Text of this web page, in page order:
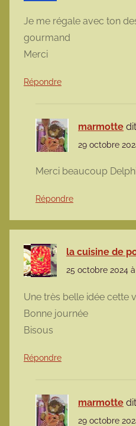
Je me régale avec ton
gourmand
Merci
Répondre
marmotte
29 octobre
Merci beaucoup
Répondre
la cuisine de
25 octobre 2024
Une très belle idée cette
Bonne journée
Bisous
Répondre
marmotte
29 octobre